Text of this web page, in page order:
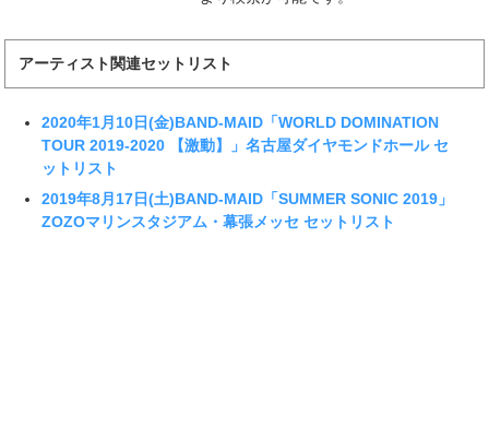
アーティスト関連セットリスト
2020年1月10日(金)BAND-MAID「WORLD DOMINATION
TOUR 2019-2020 【激動】」名古屋ダイヤモンドホール セ
ットリスト
2019年8月17日(土)BAND-MAID「SUMMER SONIC 2019」
ZOZOマリンスタジアム・幕張メッセ セットリスト